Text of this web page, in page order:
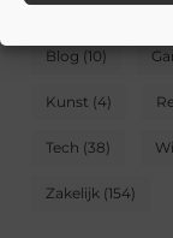
Blog (10)
Kunst (4)
Tech (38)
Zakelijk (154)